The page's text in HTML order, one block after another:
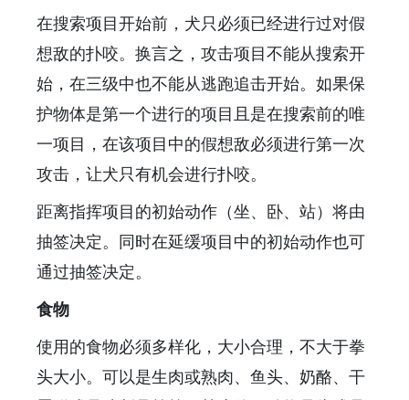
在搜索项目开始前，犬只必须已经进行过对假
想敌的扑咬。换言之，攻击项目不能从搜索开
始，在三级中也不能从逃跑追击开始。如果保
护物体是第一个进行的项目且是在搜索前的唯
一项目，在该项目中的假想敌必须进行第一次
攻击，让犬只有机会进行扑咬。
距离指挥项目的初始动作（坐、卧、站）将由
抽签决定。同时在延缓项目中的初始动作也可
通过抽签决定。
食物
使用的食物必须多样化，大小合理，不大于拳
头大小。可以是生肉或熟肉、鱼头、奶酪、干